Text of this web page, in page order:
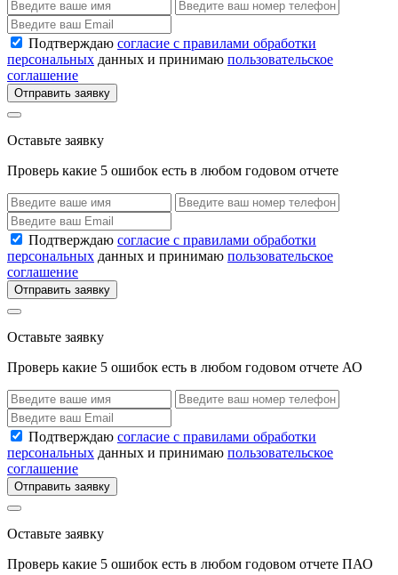
Подтверждаю согласие с правилами обработки
персональных данных и принимаю пользовательское
соглашение
Отправить заявку
Оставьте заявку
Проверь какие 5 ошибок есть в любом годовом отчете
Подтверждаю согласие с правилами обработки
персональных данных и принимаю пользовательское
соглашение
Отправить заявку
Оставьте заявку
Проверь какие 5 ошибок есть в любом годовом отчете АО
Подтверждаю согласие с правилами обработки
персональных данных и принимаю пользовательское
соглашение
Отправить заявку
Оставьте заявку
Проверь какие 5 ошибок есть в любом годовом отчете ПАО